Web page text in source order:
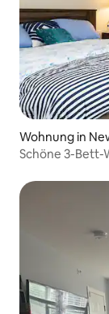
Wohnung in
Schöne 3-Bett-